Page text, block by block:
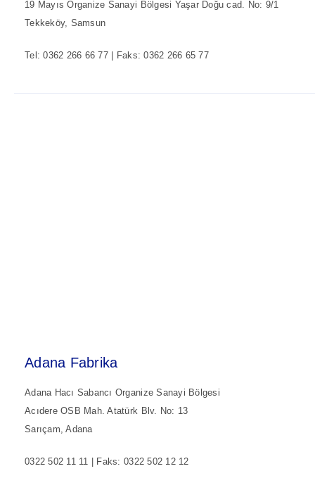
19 Mayıs Organize Sanayi Bölgesi Yaşar Doğu cad. No: 9/1
Tekkeköy, Samsun
Tel: 0362 266 66 77 | Faks: 0362 266 65 77
Adana Fabrika
Adana Hacı Sabancı Organize Sanayi Bölgesi
Acıdere OSB Mah. Atatürk Blv. No: 13
Sarıçam, Adana
0322 502 11 11 | Faks: 0322 502 12 12